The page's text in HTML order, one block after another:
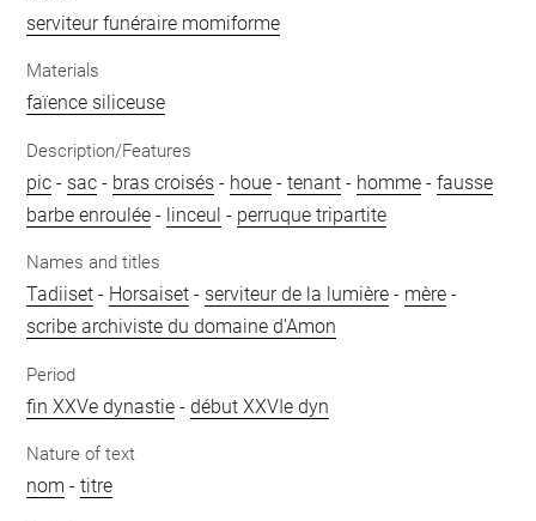
serviteur funéraire momiforme
Materials
faïence siliceuse
Description/Features
pic - sac - bras croisés - houe -tenant - homme -fausse
barbe enroulée - linceul - perruque tripartite
Names and titles
Tadiiset - Horsaiset - serviteur de la lumière - mère -
scribe archiviste du domaine d'Amon
Period
fin XXVe dynastie -début XXVIe dyn
Nature of text
nom -titre